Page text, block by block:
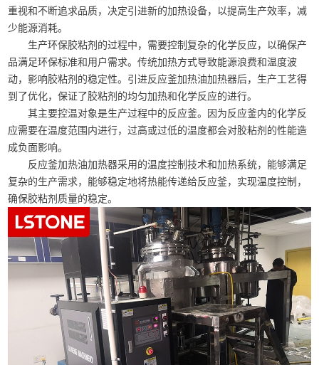
重视和不断追求品质，决定引进新的加热设备，以提高生产效率，减
少能源消耗。
生产环保胶粘剂的过程中，需要控制复杂的化学反应，以确保产
品满足环保标准和用户需求。传统加热方式导致能源浪费和温度波
动，影响胶粘剂的稳定性。引进反应釜加热油加热器后，生产工艺得
到了优化，保证了胶粘剂的均匀加热和化学反应的进行。
其主要控温对象是生产过程中的反应釜。因为反应釜内的化学反
应需要在温度范围内进行，过高或过低的温度都会对胶粘剂的性能造
成负面影响。
反应釜加热油加热器采用的温度控制技术和加热系统，能够满足
复杂的生产需求，能够稳定地将热能传递给反应釜，实现温度控制，
确保胶粘剂质量的稳定。